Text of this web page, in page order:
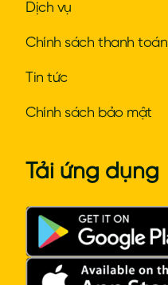
Dịch vụ
Chính sách thanh toán
Tin tức
Chính sách bảo mật
Tải ứng dụng